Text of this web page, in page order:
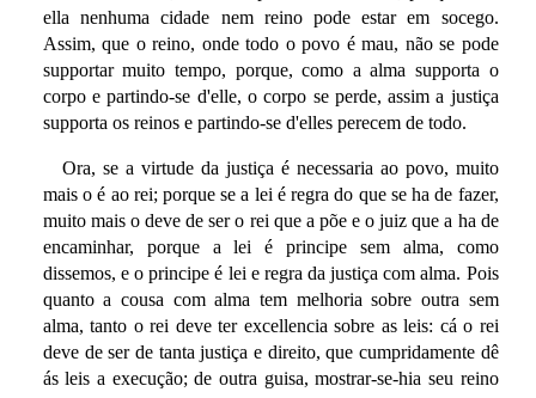
ella nenhuma cidade nem reino pode estar em socego.
Assim, que o reino, onde todo o povo é mau, não se pode
supportar muito tempo, porque, como a alma supporta o
corpo e partindo-se d'elle, o corpo se perde, assim a justiça
supporta os reinos e partindo-se d'elles perecem de todo.
Ora, se a virtude da justiça é necessaria ao povo, muito
mais o é ao rei; porque se a lei é regra do que se ha de fazer,
muito mais o deve de ser o rei que a põe e o juiz que a ha de
encaminhar, porque a lei é principe sem alma, como
dissemos, e o principe é lei e regra da justiça com alma. Pois
quanto a cousa com alma tem melhoria sobre outra sem
alma, tanto o rei deve ter excellencia sobre as leis: cá o rei
deve de ser de tanta justiça e direito, que cumpridamente dê
ás leis a execução; de outra guisa, mostrar-se-hia seu reino